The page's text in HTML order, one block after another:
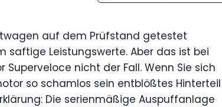
auf dem Prüfstand getestet
saftige Leistungswerte. Aber das ist bei
nicht der Fall. Wenn Sie sich
so schamlos sein entblößtes Hinterteil
Die serienmäßige Auspuffanlage